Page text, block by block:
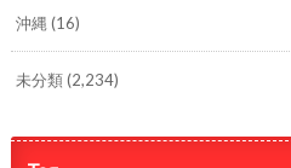
沖縄 (16)
未分類(2,234)